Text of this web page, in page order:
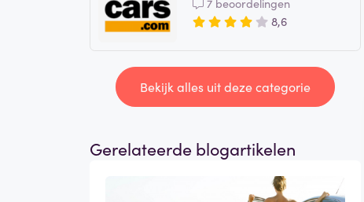
8,6
Bekijk alles uit deze categorie
Gerelateerde blogartikelen